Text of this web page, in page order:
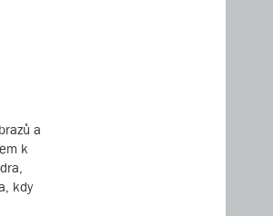
a
k
kdy